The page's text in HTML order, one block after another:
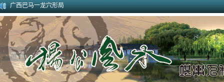
广西巴马一龙穴形局
杨公风水--山形之贵人拱手
2010年9月在广西容县为李喜中的亲戚找到的龙穴图
2023年3月18日广东电白地区一眼相中“猛虎下山”形
2011年4月底在江西丰城地区一农村里断验老阳宅风水吉凶（二）
2011年5月初应福建晋江东家邀请堪察调整阳宅风水布局
2011年5月底应广西玉林地区东家邀请断验堪察阳宅风水